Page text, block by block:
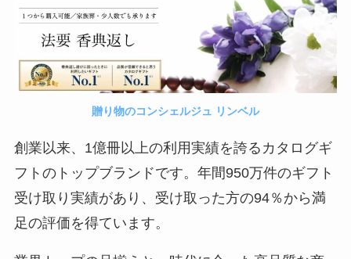
贈り物のコンシェルジュ リンベル
創業以来、1億冊以上の利用実績を誇るカタログギ
フトのトップブランドです。年間950万件のギフト
受け取り実績があり、受け取った方の94％から満
足の評価を得ています。